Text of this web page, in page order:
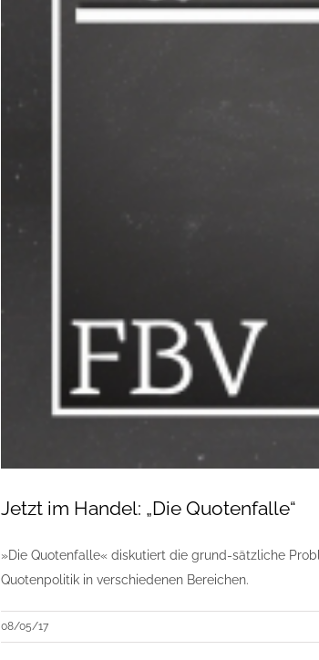
Jetzt im Handel: „Die Quotenfalle“
»Die Quotenfalle« diskutiert die grund-sätzliche
Quotenpolitik in verschiedenen Bereichen.
08/05/17